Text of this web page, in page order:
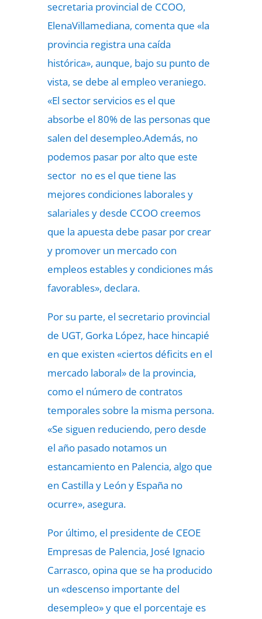
secretaria provincial de CCOO,
ElenaVillamediana, comenta que «la
provincia registra una caída
histórica», aunque, bajo su punto de
vista, se debe al empleo veraniego.
«El sector servicios es el que
absorbe el 80% de las personas que
salen del desempleo.Además, no
podemos pasar por alto que este
sector no es el que tiene las
mejores condiciones laborales y
salariales y desde CCOO creemos
que la apuesta debe pasar por crear
y promover un mercado con
empleos estables y condiciones más
favorables», declara.
Por su parte, el secretario provincial
de UGT, Gorka López, hace hincapié
en que existen «ciertos déficits en el
mercado laboral» de la provincia,
como el número de contratos
temporales sobre la misma persona.
«Se siguen reduciendo, pero desde
el año pasado notamos un
estancamiento en Palencia, algo que
en Castilla y León y España no
ocurre», asegura.
Por último, el presidente de CEOE
Empresas de Palencia, José Ignacio
Carrasco, opina que se ha producido
un «descenso importante del
desempleo» y que el porcentaje es